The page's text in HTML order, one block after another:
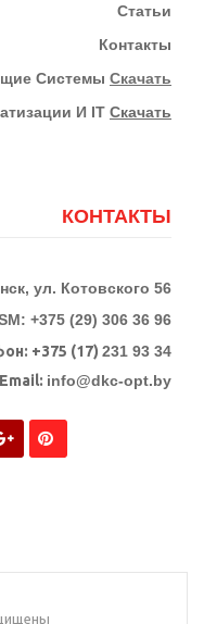
Статьи
Контакты
Системы Скачать
И IT Скачать
КОНТАКТЫ
ул. Котовского 56
+375 (29) 306 36 96
+375 (17) 231 93 34
Email: info@dkc-opt.by